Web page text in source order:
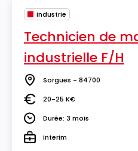
Industrie
Technicien de
industrielle F/H
Lieu Sorgues - 84700
Salaire20-25 K€
DuréeDurée: 3 mois
TypeInterim